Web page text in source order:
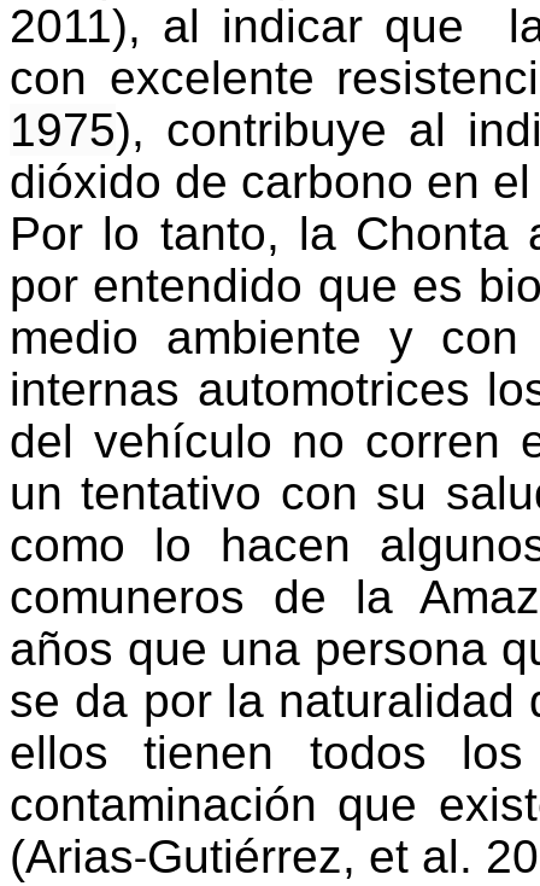
2011), al indicar que
con excelente
1975), contribuye al
dióxido de carbono en
Por lo tanto, la Chonta
por entendido que es
medio ambiente y
internas automotrices
del vehículo no corren
un tentativo con su
como lo hacen
comuneros de la
años que una persona
se da por la naturalidad
ellos tienen todos
contaminación que
(Arias-Gutiérrez, et al.